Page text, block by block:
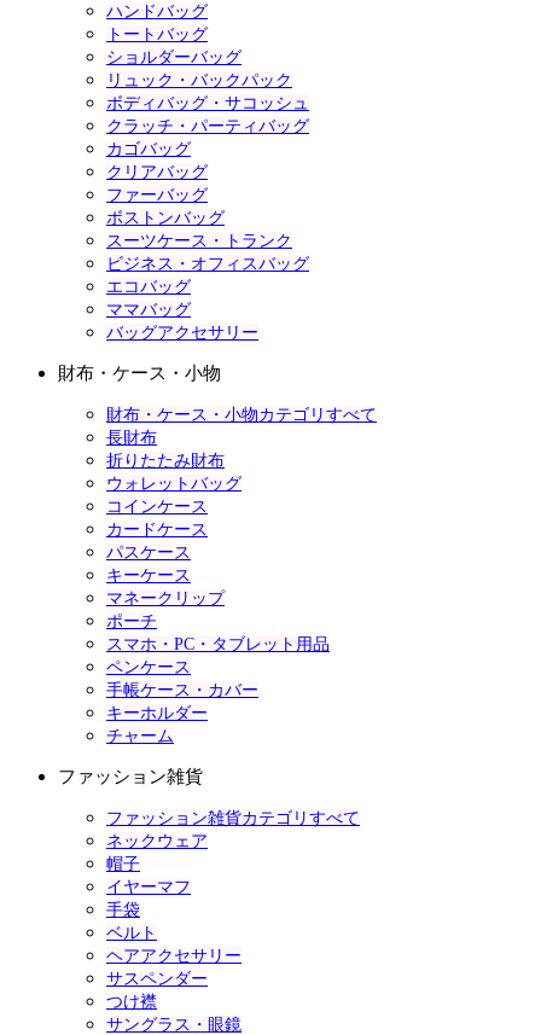
ハンドバッグ
トートバッグ
ショルダーバッグ
リュック・バックパック
ボディバッグ・サコッシュ
クラッチ・パーティバッグ
カゴバッグ
クリアバッグ
ファーバッグ
ボストンバッグ
スーツケース・トランク
ビジネス・オフィスバッグ
エコバッグ
ママバッグ
バッグアクセサリー
財布・ケース・小物
財布・ケース・小物カテゴリすべて
長財布
折りたたみ財布
ウォレットバッグ
コインケース
カードケース
パスケース
キーケース
マネークリップ
ポーチ
スマホ・PC・タブレット用品
ペンケース
手帳ケース・カバー
キーホルダー
チャーム
ファッション雑貨
ファッション雑貨カテゴリすべて
ネックウェア
帽子
イヤーマフ
手袋
ベルト
ヘアアクセサリー
サスペンダー
つけ襟
サングラス・眼鏡